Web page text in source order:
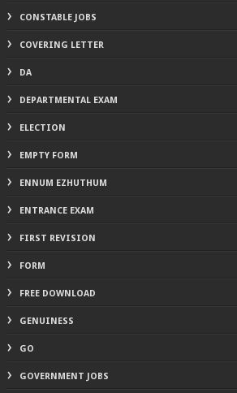
CONSTABLE JOBS
COVERING LETTER
DA
DEPARTMENTAL EXAM
ELECTION
EMPTY FORM
ENNUM EZHUTHUM
ENTRANCE EXAM
FIRST REVISION
FORM
FREE DOWNLOAD
GENUINESS
GO
GOVERNMENT JOBS